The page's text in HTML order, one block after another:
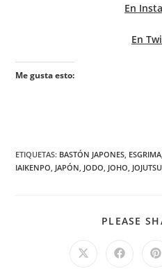
En
En
Me gusta esto:
ETIQUETAS: BASTÓN JAPONES ESGRIMA
IAIKENPO JAPÓN JODO JOHO JOJUTSU
PLEASE